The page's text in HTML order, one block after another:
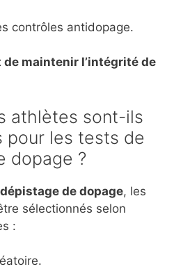
contrôles antidopage.
maintenir l’intégrité de
athlètes sont-ils
pour les tests de
dopage ?
de dopage, les
sélectionnés selon
: